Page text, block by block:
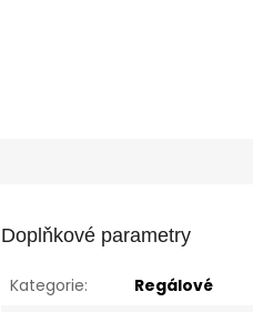
Doplňkové parametry
Kategorie:
Regálové